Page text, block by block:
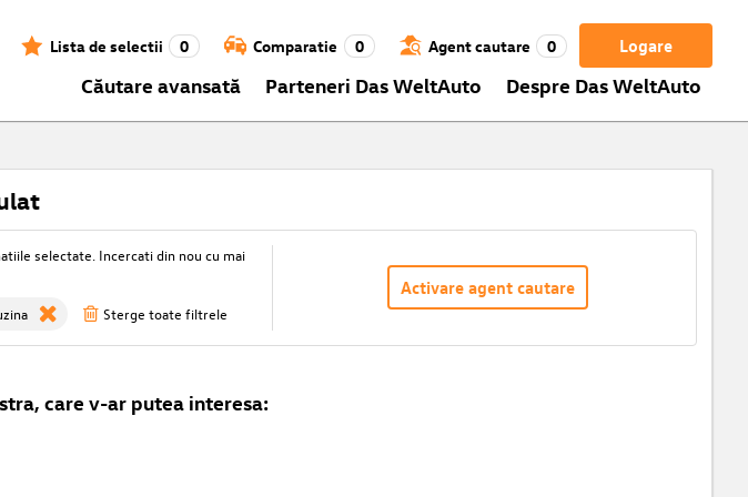
Logare
Lista de selectii 0 Comparatie 0 Agent cautare 0
Căutare avansată Parteneri Das WeltAuto Despre Das WeltAuto
selectate. Incercati din nou cu mai
Sterge toate filtrele
Activare agent cautare
care v-ar putea interesa: